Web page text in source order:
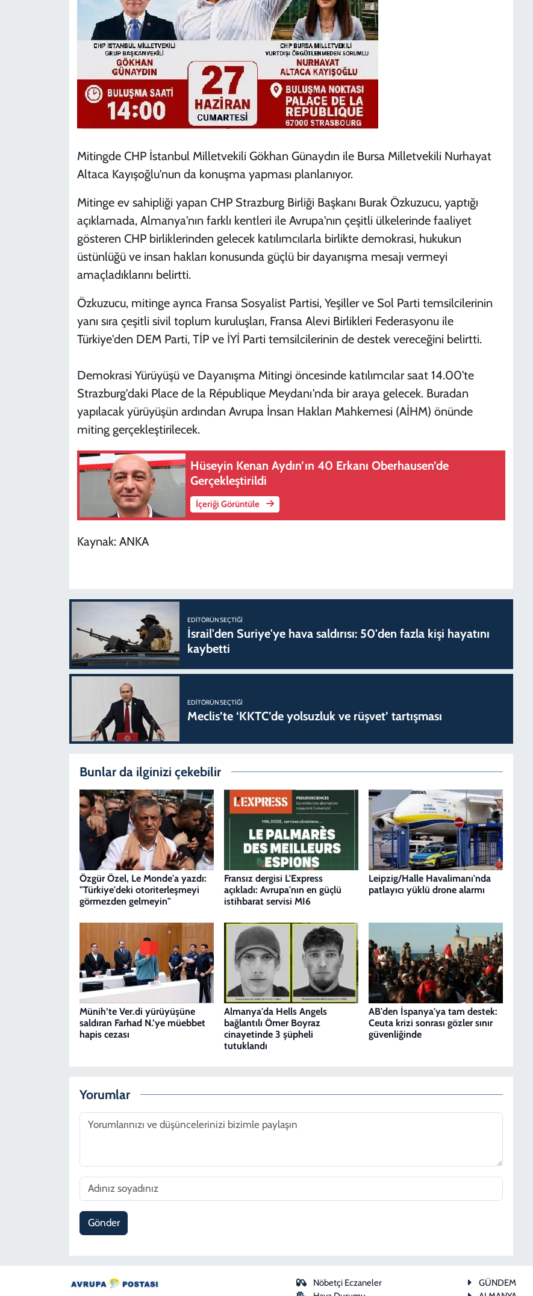
Mitingde CHP İstanbul Milletvekili Gökhan Günaydın ile Bursa Milletvekili Nurhayat
Altaca Kayışoğlu'nun da konuşma yapması planlanıyor.
Mitinge ev sahipliği yapan CHP Strazburg Birliği Başkanı Burak Özkuzucu, yaptığı
açıklamada, Almanya'nın farklı kentleri ile Avrupa'nın çeşitli ülkelerinde faaliyet
gösteren CHP birliklerinden gelecek katılımcılarla birlikte demokrasi, hukukun
üstünlüğü ve insan hakları konusunda güçlü bir dayanışma mesajı vermeyi
amaçladıklarını belirtti.
Özkuzucu, mitinge ayrıca Fransa Sosyalist Partisi, Yeşiller ve Sol Parti temsilcilerinin
yanı sıra çeşitli sivil toplum kuruluşları, Fransa Alevi Birlikleri Federasyonu ile
Türkiye'den DEM Parti, TİP ve İYİ Parti temsilcilerinin de destek vereceğini belirtti.
Demokrasi Yürüyüşü ve Dayanışma Mitingi öncesinde katılımcılar saat 14.00'te
Strazburg'daki Place de la République Meydanı'nda bir araya gelecek. Buradan
yapılacak yürüyüşün ardından Avrupa İnsan Hakları Mahkemesi (AİHM) önünde
miting gerçekleştirilecek.
Hüseyin Kenan Aydın’ın 40 Erkanı Oberhausen’de
Gerçekleştirildi
İçeriği Görüntüle
Kaynak: ANKA
EDITÖRÜN SEÇTIĞI
İsrail'den Suriye'ye hava saldırısı: 50'den fazla kişi hayatını
kaybetti
EDITÖRÜN SEÇTIĞI
Meclis’te ‘KKTC’de yolsuzluk ve rüşvet’ tartışması
Bunlar da ilginizi çekebilir
Özgür Özel, Le Monde'a yazdı:
"Türkiye'deki otoriterleşmeyi
görmezden gelmeyin"
Fransız dergisi L'Express
açıkladı: Avrupa'nın en güçlü
istihbarat servisi MI6
Leipzig/Halle Havalimanı'nda
patlayıcı yüklü drone alarmı
Münih’te Ver.di yürüyüşüne
saldıran Farhad N.’ye müebbet
hapis cezası
Almanya'da Hells Angels
bağlantılı Ömer Boyraz
cinayetinde 3 şüpheli
tutuklandı
AB'den İspanya'ya tam destek:
Ceuta krizi sonrası gözler sınır
güvenliğinde
Yorumlar
Gönder
Nöbetçi Eczaneler
GÜNDEM